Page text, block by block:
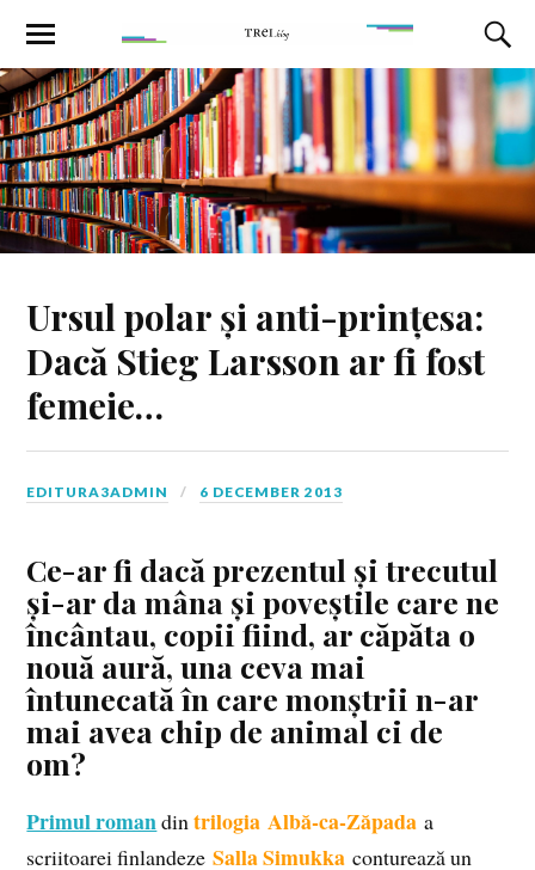
Ursul polar și anti-prințesa:
Dacă Stieg Larsson ar fi fost
femeie…
EDITURA3ADMIN 6 DECEMBER 2013
Ce-ar fi dacă prezentul și trecutul
și-ar da mâna și poveștile care ne
încântau, copii fiind, ar căpăta o
nouă aură, una ceva mai
întunecată în care monștrii n-ar
mai avea chip de animal ci de
om?
Primul romandintrilogia Albă-ca-Zăpada a
scriitoarei finlandezeSalla Simukka conturează un